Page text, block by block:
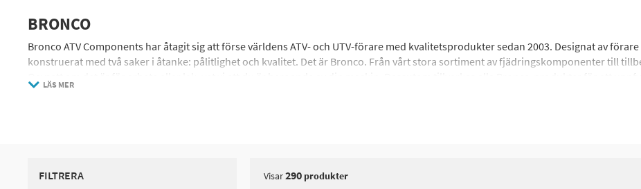
BRONCO
Bronco ATV Components har åtagit sig att förse världens ATV- och UTV-förare med kvalitetsprodukter sedan 2003. Designat av
konstruerat med två saker i åtanke: pålitlighet och kvalitet. Det är Bronco. Från vårt stora sortiment av fjädringskomponenter till
standarder.
LÄS MER
FILTRERA Visar290produkter